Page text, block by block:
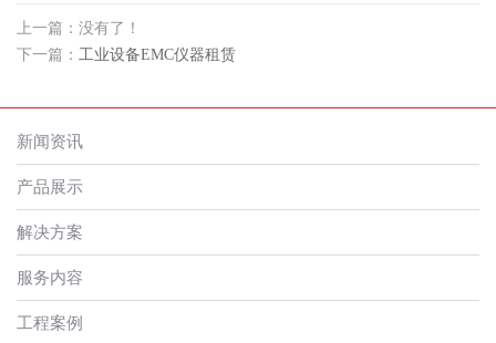
上一篇：没有了！
下一篇： 工业设备EMC仪器租赁
新闻资讯
产品展示
解决方案
服务内容
工程案例